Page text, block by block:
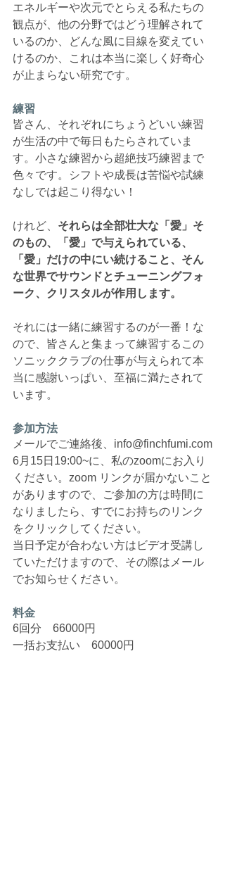
エネルギーや次元でとらえる私たちの
観点が、他の分野ではどう理解されて
いるのか、どんな風に目線を変えてい
けるのか、これは本当に楽しく好奇心
が止まらない研究です。
練習
皆さん、それぞれにちょうどいい練習
が生活の中で毎日もたらされていま
す。小さな練習から超絶技巧練習まで
色々です。シフトや成長は苦悩や試練
なしでは起こり得ない！
けれど、 それらは全部壮大な「愛」そ
のもの、「愛」で与えられている、
「愛」だけの中にい続けること、そん
な世界でサウンドとチューニングフォ
ーク、クリスタルが作用します。
それには一緒に練習するのが一番！な
ので、皆さんと集まって練習するこの
ソニッククラブの仕事が与えられて本
当に感謝いっぱい、至福に満たされて
います。
参加方法
メールでご連絡後、info@finchfumi.com
6月15日19:00~に、私のzoomにお入り
ください。zoom リンクが届かないこと
がありますので、ご参加の方は時間に
なりましたら、すでにお持ちのリンク
をクリックしてください。
当日予定が合わない方はビデオ受講し
ていただけますので、その際はメール
でお知らせください。
料金
6回分　66000円
一括お支払い　60000円